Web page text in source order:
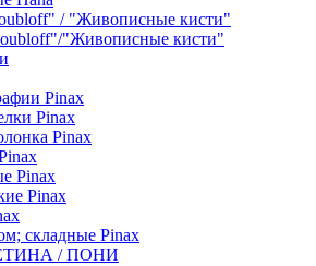
/ "Живописные кисти"
"Живописные кисти"
Pinax
Pinax
Pinax
Pinax
Pinax
складные Pinax
/ ПОНИ